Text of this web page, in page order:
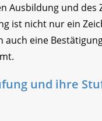
Ausbildung und
ist nicht nur ein
eine
und ihre